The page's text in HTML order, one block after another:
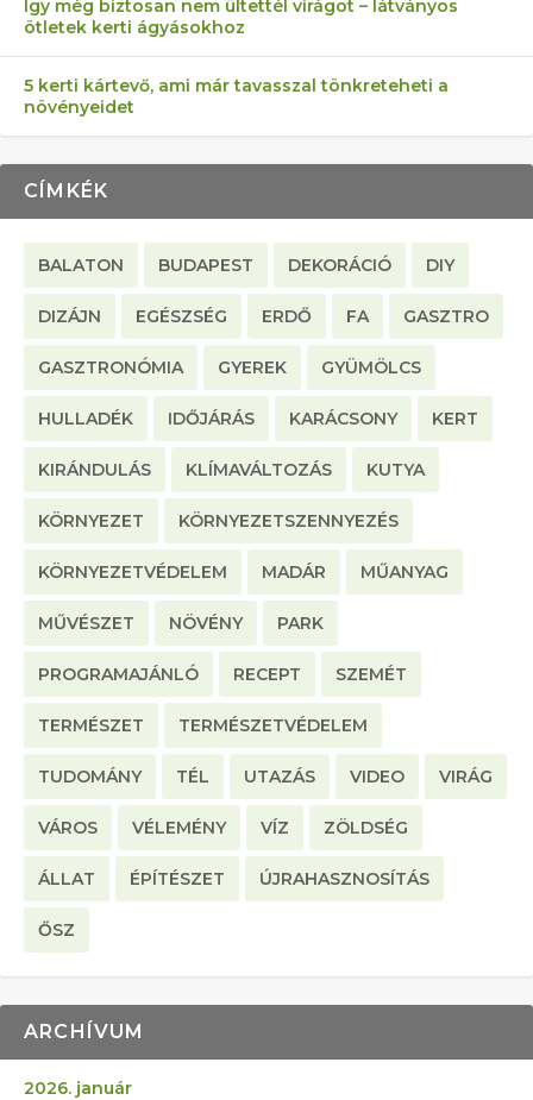
Így még biztosan nem ültettél virágot – látványos
ötletek kerti ágyásokhoz
5 kerti kártevő, ami már tavasszal tönkreteheti a
növényeidet
CÍMKÉK
BALATON BUDAPEST DEKORÁCIÓ DIY
DIZÁJN EGÉSZSÉG ERDŐ FA GASZTRO
GASZTRONÓMIA GYEREK GYÜMÖLCS
HULLADÉK IDŐJÁRÁS KARÁCSONY KERT
KIRÁNDULÁS KLÍMAVÁLTOZÁS KUTYA
KÖRNYEZET KÖRNYEZETSZENNYEZÉS
KÖRNYEZETVÉDELEM MADÁR MŰANYAG
MŰVÉSZET NÖVÉNY PARK
PROGRAMAJÁNLÓ RECEPT SZEMÉT
TERMÉSZET TERMÉSZETVÉDELEM
TUDOMÁNY TÉL UTAZÁS VIDEO VIRÁG
VÁROS VÉLEMÉNY VÍZ ZÖLDSÉG
ÁLLAT ÉPÍTÉSZET ÚJRAHASZNOSÍTÁS
ŐSZ
ARCHÍVUM
2026. január